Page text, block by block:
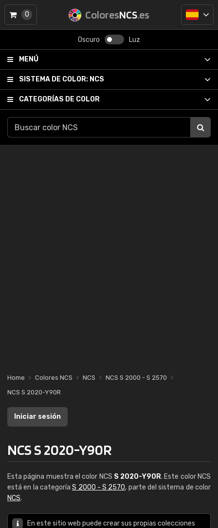
ColoresNCS.es
Oscuro Luz
MENÚ
SISTEMA DE COLOR: NCS
CATEGORÍAS DE COLOR
0
Home Colores NCS NCS
NCS S 2000 - S 2570
NCS S 2020-Y90R
Iniciar sesión
NCS S 2020-Y90R
Esta página muestra el color NCS S 2020-Y90R. Este color NCS
está en la categoríaS 2000 - S 2570, parte del sistema de color
NCS.
En este sitio web puede crear sus propias colecciones